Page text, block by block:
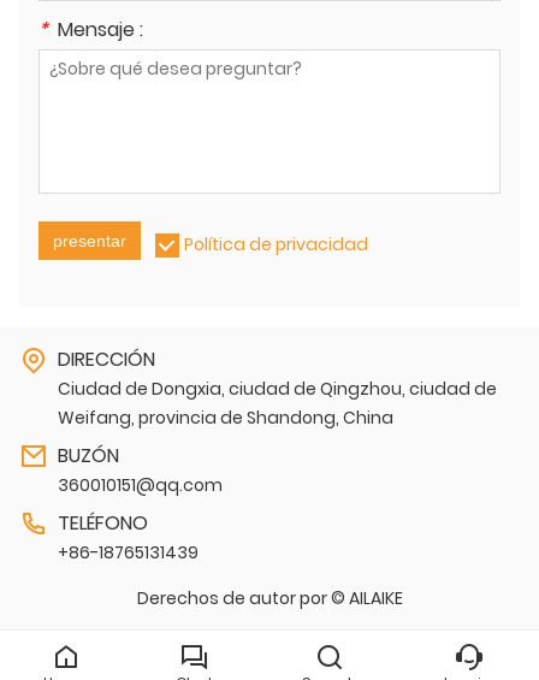
* Mensaje :
presentar Política de privacidad
DIRECCIÓN
Ciudad de Dongxia, ciudad de Qingzhou, ciudad de
Weifang, provincia de Shandong, China
BUZÓN
360010151@qq.com
TELÉFONO
+86-18765131439
Derechos de autor por © AILAIKE